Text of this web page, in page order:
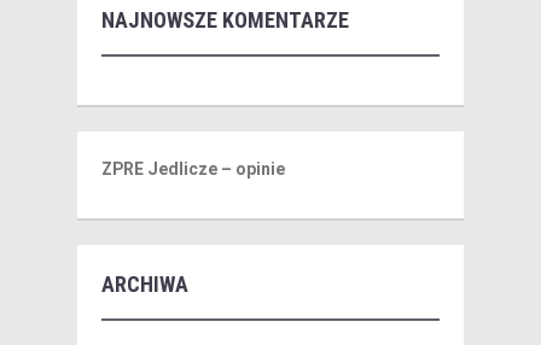
NAJNOWSZE KOMENTARZE
ZPRE Jedlicze – opinie
ARCHIWA